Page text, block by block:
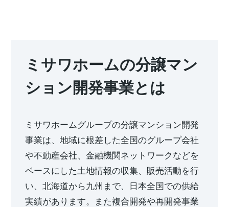
これから住まいをご検討の方
多彩な動画やこだわりが詰まった建築実例、注目の最新情報など、
ホームラウンジ 新築・戸建て
ミサワゼネラルソリューション
テンツや、ミサワホームからの大切なお知らせなど配信していま
ミサワオーナーズクラブ
中途採用
障がい者採用
ウエルネス事業
海外事業
ミサワホームの分譲マン
ション開発事業とは
ミサワホームグループの分譲マンション開発
事業は、地域に根差した全国のグループ会社
や不動産会社、金融機関ネットワークなどを
ベースにした土地情報の収集、販売活動を行
い、北海道から九州まで、日本全国での供給
実績があります。また複合開発や再開発事業